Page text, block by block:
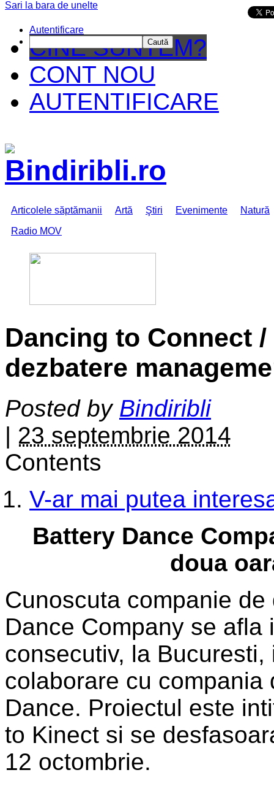
CINE SUNTEM?
CONT NOU
AUTENTIFICARE
Articolele săptămanii Artă Ştiri Evenimente
Natură
Radio MOV
Dancing to Connect
dezbatere
Posted by Bindiribli
| 23 septembrie 2014
Contents
V-ar mai putea
Battery Dance
doua
Cunoscuta companie
Dance Company se
consecutiv, la
colaborare cu compania
Dance. Proiectul este
to Kinect si se
12 octombrie.
Sari la bara de unelte
Autentificare
Caută